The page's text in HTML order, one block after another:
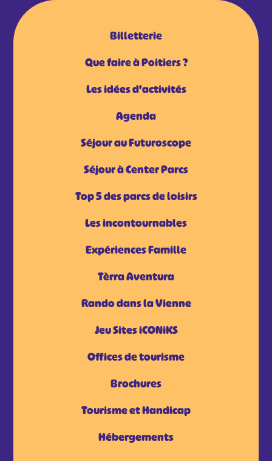
Billetterie
Que faire à Poitiers ?
Les idées d'activités
Agenda
Séjour au Futuroscope
Séjour à Center Parcs
Top 5 des parcs de loisirs
Les incontournables
Expériences Famille
Tèrra Aventura
Rando dans la Vienne
Jeu Sites iCONiKS
Offices de tourisme
Brochures
Tourisme et Handicap
Hébergements